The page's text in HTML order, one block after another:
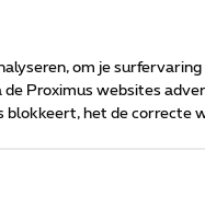
2026Proximus
om je
Proximus websites
blokkeert, het de